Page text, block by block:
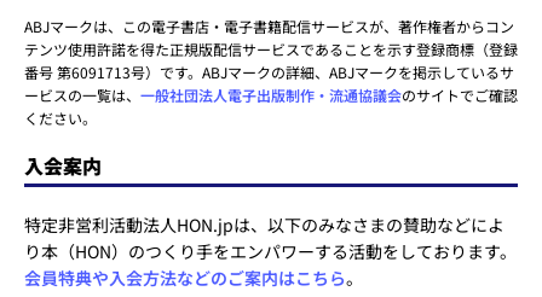
ABJマークは、この電子書店・電子書籍配信サービスが、著作権者からコン
テンツ使用許諾を得た正規版配信サービスであることを示す登録商標（登録
番号 第6091713号）です。ABJマークの詳細、ABJマークを掲示しているサ
ービスの一覧は、 一般社団法人電子出版制作・流通協議会のサイトでご確認
ください。
入会案内
特定非営利活動法人HON.jpは、以下のみなさまの賛助などによ
り本（HON）のつくり手をエンパワーする活動をしております。
会員特典や入会方法などのご案内はこちら。